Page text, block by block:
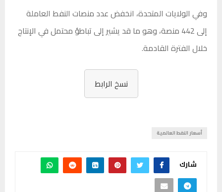
وفي الولايات المتحدة، انخفض عدد منصات النفط العاملة
إلى 442 منصة، وهو ما قد يشير إلى تباطؤ محتمل في الإنتاج
خلال الفترة القادمة.
نسخ الرابط
أسعار النفط العالمية
شارك